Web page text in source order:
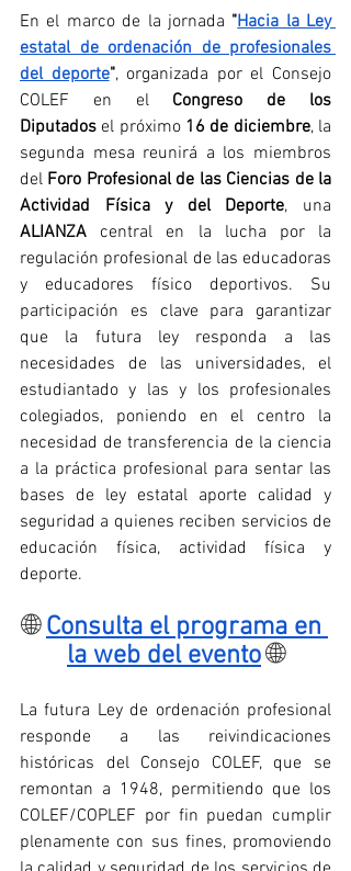
En el marco de la jornada "Hacia la Ley
estatal de ordenación de profesionales
del deporte", organizada por el Consejo
COLEF en el Congreso de los
Diputados el próximo 16 de diciembre, la
segunda mesa reunirá a los miembros
del Foro Profesional de las Ciencias de la
Actividad Física y del Deporte
ALIANZA central en la lucha por la
regulación profesional de las educadoras
y educadores físico deportivos. Su
participación es clave para garantizar
que la futura ley responda a las
necesidades de las universidades, el
estudiantado y las y los profesionales
colegiados, poniendo en el centro la
necesidad de transferencia de la ciencia
a la práctica profesional para sentar las
bases de ley estatal aporte calidad y
seguridad a quienes reciben servicios de
educación física, actividad física y
deporte.
🌐 Consulta el programa en
la web del evento 🌐
La futura Ley de ordenación profesional
responde a las reivindicaciones
históricas del Consejo COLEF, que se
remontan a 1948, permitiendo que los
COLEF/COPLEF por fin puedan cumplir
plenamente con sus fines, promoviendo